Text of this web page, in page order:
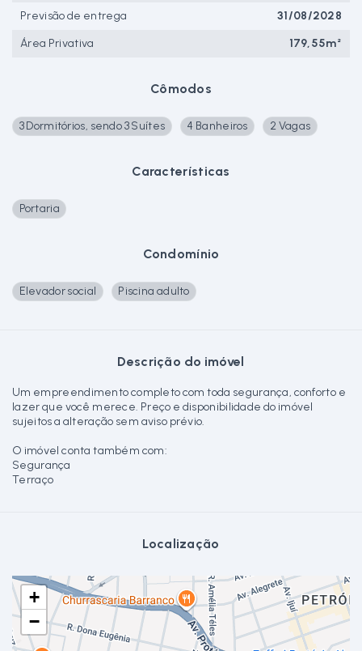
Cômodos
3 Dormitórios, sendo 3 Suítes 4 Banheiros 2 Vagas
Características
Portaria
Condomínio
Elevador social Piscina adulto
Descrição do imóvel
Um empreendimento completo com toda segurança, conforto e
lazer que você merece. Preço e disponibilidade do imóvel
sujeitos a alteração sem aviso prévio.
O imóvel conta também com:
Segurança
Terraço
Localização
+
−
Previsão de entrega
31/08/2028
Área Privativa
179,55m²